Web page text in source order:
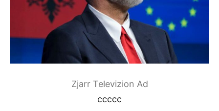
Zjarr Televizion Ad
ccccc